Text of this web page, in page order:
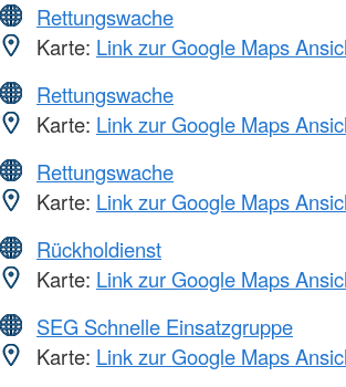
Rettungswache
Karte: Link zur Google Maps
Rettungswache
Karte: Link zur Google Maps
Rettungswache
Karte: Link zur Google Maps
Rückholdienst
Karte: Link zur Google Maps
SEG Schnelle Einsatzgruppe
Karte: Link zur Google Maps